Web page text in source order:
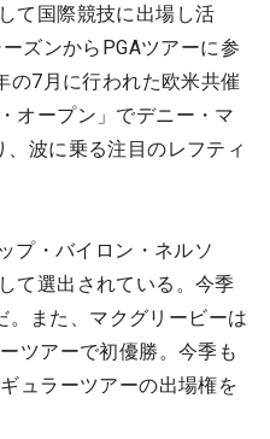
て国際競技に出場し活
ズンからPGAツアーに参
の7月に行われた欧米共催
オープン」でデニー・マ
波に乗る注目のレフティ
プ・バイロン・ネルソ
て選出されている。今季
また、マクグリービーは
ツアーで初優勝。今季も
ュラーツアーの出場権を